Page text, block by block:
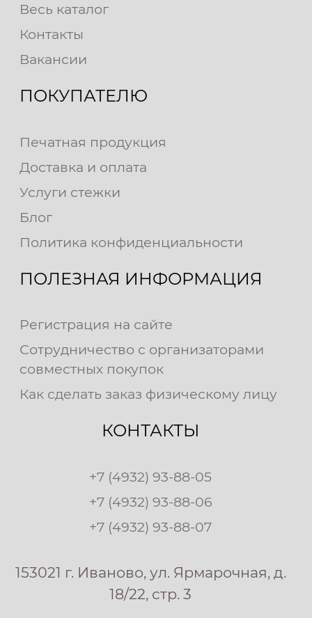
Весь каталог
Контакты
Вакансии
ПОКУПАТЕЛЮ
Печатная продукция
Доставка и оплата
Услуги стежки
Блог
Политика конфиденциальности
ПОЛЕЗНАЯ ИНФОРМАЦИЯ
Регистрация на сайте
Сотрудничество с организаторами
совместных покупок
Как сделать заказ физическому лицу
КОНТАКТЫ
+7 (4932) 93-88-05
+7 (4932) 93-88-06
+7 (4932) 93-88-07
153021 г. Иваново, ул. Ярмарочная, д.
18/22, стр. 3